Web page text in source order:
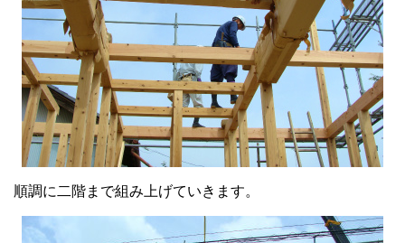
順調に二階まで組み上げていきます。